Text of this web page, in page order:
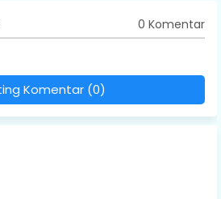
0 Komentar
Komentar (0)